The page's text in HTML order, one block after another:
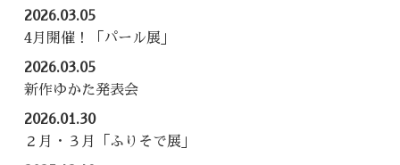
2026.03.05
4月開催！「パール展」
2026.03.05
新作ゆかた発表会
2026.01.30
２月・３月「ふりそで展」